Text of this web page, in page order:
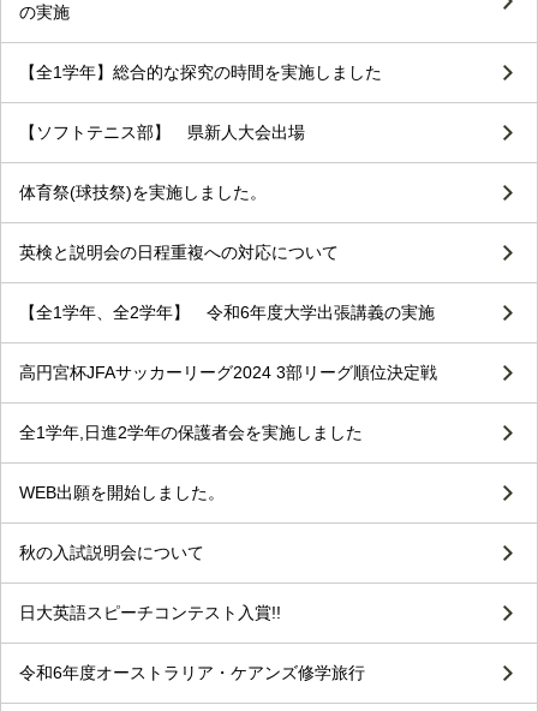
の実施
【全1学年】総合的な探究の時間を実施しました
【ソフトテニス部】 県新人大会出場
体育祭(球技祭)を実施しました。
英検と説明会の日程重複への対応について
【全1学年、全2学年】 令和6年度大学出張講義の実施
高円宮杯JFAサッカーリーグ2024 3部リーグ順位決定戦
全1学年,日進2学年の保護者会を実施しました
WEB出願を開始しました。
秋の入試説明会について
日大英語スピーチコンテスト入賞!!
令和6年度オーストラリア・ケアンズ修学旅行